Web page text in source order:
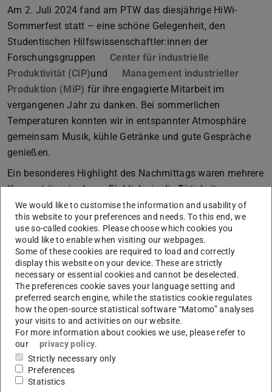
Am 2. Juli 2024 fand am PTW das diesjährige HiWi-
Sommerfest statt – eine schöne Gelegenheit, den
Studentischen Hilfswissenschaftler:innen der
Forschungsgruppen
Center für industrielle
Produktivität (CiP)und
Management industrieller
Produktion (MiP) für ihre engagierte Mitarbeit im
vergangenen Jahr zu danken. Bei sommerlichen
Temperaturen konnten wir in entspannter Atmosphäre
gemeinsam Musik, kühle Getränke und gute Gespräche
genießen.
Ein besonderes Highlight des Nachmittags waren mehrere
Kurzvorträge, in denen Einblicke in die Tätigkeiten von
HiWis und wissenschaftlichen Mitarbeitenden gegeben
wurden. Zudem durften wir in diesem Jahr den
ehemaligen PTW-ler Joscha Kaiservon der
Intuitive
Surgical Optics GmbHals Gastredner begrüßen. In
seinem Vortrag berichtete er anschaulich von seinem
beruflichen Werdegang und seiner aktuellen Tätigkeit –
und stand im Anschluss für spannende Diskussionen zur
Verfügung.
Ein herzliches Dankeschön an alle, die zum Gelingen des
Festes beigetragen haben!
We would like to customise the information and usability of
this website to your preferences and needs. To this end, we
use so-called cookies. Please choose which cookies you
would like to enable when visiting our webpages.
Some of these cookies are required to load and correctly
display this website on your device. These are strictly
necessary or essential cookies and cannot be deselected.
The preferences cookie saves your language setting and
preferred search engine, while the statistics cookie regulates
how the open-source statistical software “Matomo” analyses
your visits to and activities on our website.
For more information about cookies we use, please refer to
our
privacy policy.
Strictly necessary only
Preferences
Statistics